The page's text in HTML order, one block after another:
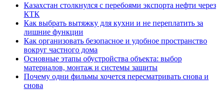
Казахстан столкнулся с перебоями экспорта нефти через
КТК
Как выбрать вытяжку для кухни и не переплатить за
лишние функции
Как организовать безопасное и удобное пространство
вокруг частного дома
Основные этапы обустройства объекта: выбор
материалов, монтаж и системы защиты
Почему одни фильмы хочется пересматривать снова и
снова